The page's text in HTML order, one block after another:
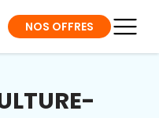
NOS OFFRES